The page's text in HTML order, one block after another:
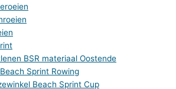
BSR materiaal Oostende
Sprint Rowing
Beach Sprint Cup